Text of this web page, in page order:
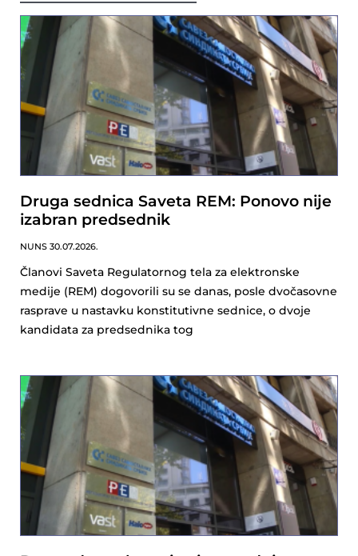
Druga sednica Saveta REM: Ponovo nije
izabran predsednik
NUNS 30.07.2026.
Članovi Saveta Regulatornog tela za elektronske
medije (REM) dogovorili su se danas, posle dvočasovne
rasprave u nastavku konstitutivne sednice, o dvoje
kandidata za predsednika tog